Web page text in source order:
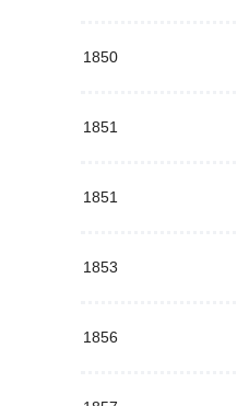
1850
1851
1851
1853
1856